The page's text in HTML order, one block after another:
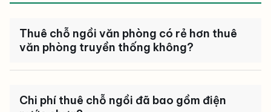
Thuê chỗ ngồi văn phòng có rẻ hơn thuê
văn phòng truyền thống không?
Chi phí thuê chỗ ngồi đã bao gồm điện